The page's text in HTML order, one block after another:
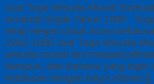
Jual Toga Wisuda Murah
Amanah Sejak Tahun 1999
tetap elegan untuk acara
2282-1060 Jual Toga Wisuda
wisuda murah kini menjadi
kampus, dan instansi yang ingin
kelulusan dengan biaya